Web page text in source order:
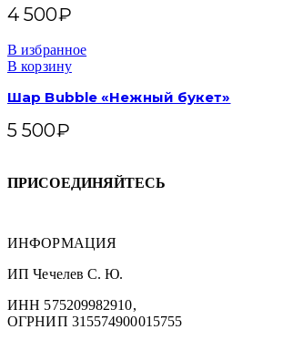
4 500₽
В избранное
В корзину
Шар Bubble «Нежный букет»
5 500₽
ПРИСОЕДИНЯЙТЕСЬ
ИНФОРМАЦИЯ
ИП Чечелев С. Ю.
ИНН 575209982910,
ОГРНИП 315574900015755